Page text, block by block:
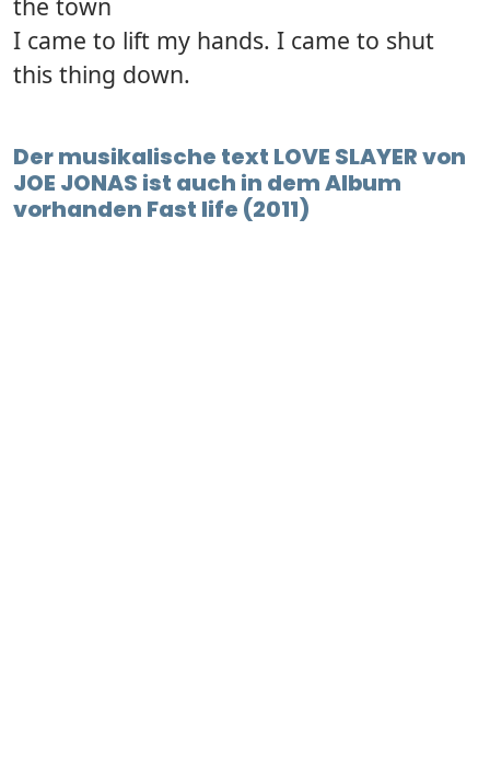
I came to lift my hands. I came to shut
this thing down.
Der musikalische text LOVE SLAYER von
JOE JONAS ist auch in dem Album
vorhanden Fast life (2011)